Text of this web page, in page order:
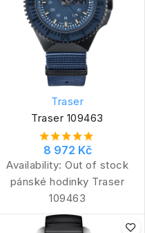
Traser
Traser 109463
8 972 Kč
Availability: Out of stock
pánské hodinky Traser
109463